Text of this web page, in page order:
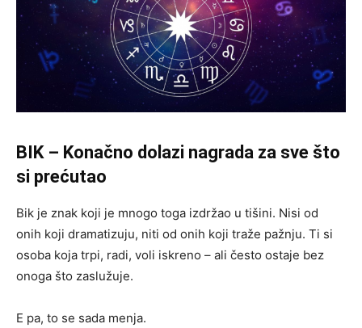
BIK – Konačno dolazi nagrada za sve što
si prećutao
Bik je znak koji je mnogo toga izdržao u tišini. Nisi od
onih koji dramatizuju, niti od onih koji traže pažnju. Ti si
osoba koja trpi, radi, voli iskreno – ali često ostaje bez
onoga što zaslužuje.
E pa, to se sada menja.